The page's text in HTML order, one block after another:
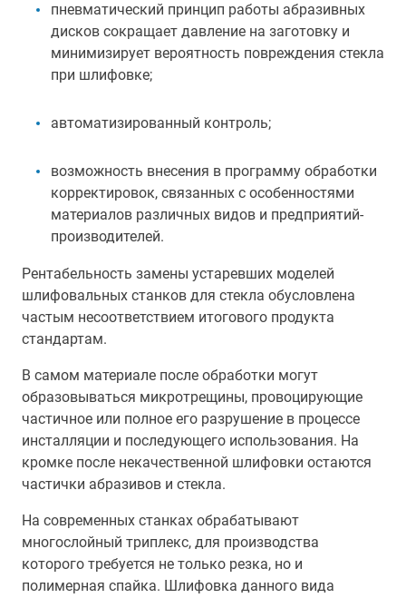
пневматический принцип работы абразивных
дисков сокращает давление на заготовку и
минимизирует вероятность повреждения стекла
при шлифовке;
автоматизированный контроль;
возможность внесения в программу обработки
корректировок, связанных с особенностями
материалов различных видов и предприятий-
производителей.
Рентабельность замены устаревших моделей
шлифовальных станков для стекла обусловлена
частым несоответствием итогового продукта
стандартам.
В самом материале после обработки могут
образовываться микротрещины, провоцирующие
частичное или полное его разрушение в процессе
инсталляции и последующего использования. На
кромке после некачественной шлифовки остаются
частички абразивов и стекла.
На современных станках обрабатывают
многослойный триплекс, для производства
которого требуется не только резка, но и
полимерная спайка. Шлифовка данного вида